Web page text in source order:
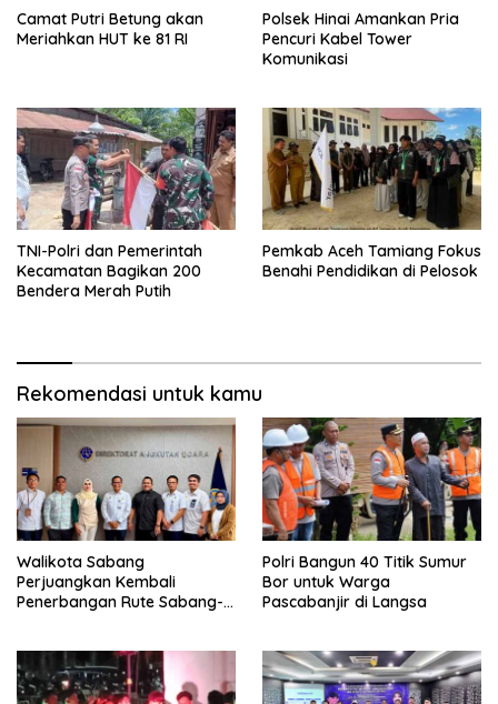
Camat Putri Betung akan
Meriahkan HUT ke 81 RI
Polsek Hinai Amankan Pria
Pencuri Kabel Tower
Komunikasi
TNI-Polri dan Pemerintah
Kecamatan Bagikan 200
Bendera Merah Putih
Pemkab Aceh Tamiang Fokus
Benahi Pendidikan di Pelosok
Rekomendasi untuk kamu
Walikota Sabang
Perjuangkan Kembali
Penerbangan Rute Sabang-
Polri Bangun 40 Titik Sumur
Bor untuk Warga
Pascabanjir di Langsa